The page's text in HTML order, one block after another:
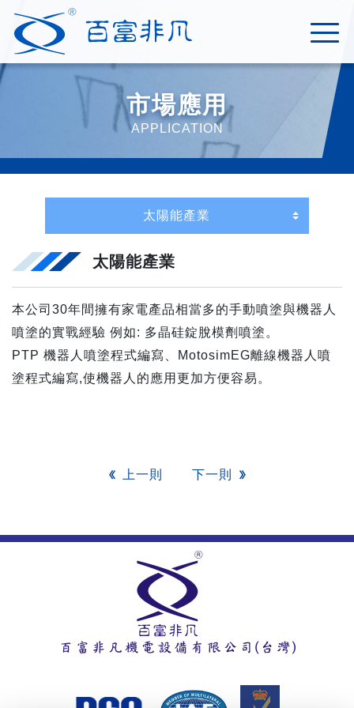
市場應用
APPLICATION
太陽能產業
本公司30年間擁有家電產品相當多的手動噴塗與機器人
噴塗的實戰經驗 例如: 多晶硅錠脫模劑噴塗。
PTP 機器人噴塗程式編寫、MotosimEG離線機器人噴
塗程式編寫,使機器人的應用更加方便容易。
上一則 下一則